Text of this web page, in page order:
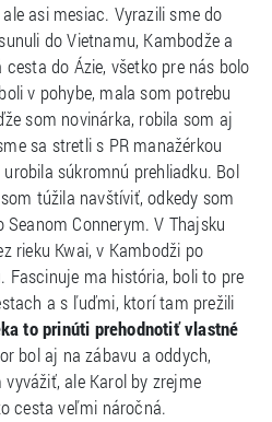
asi mesiac. Vyrazili sme do
do Vietnamu, Kambodže a
do Ázie, všetko pre nás bolo
v pohybe, mala som potrebu
som novinárka, robila som aj
sa stretli s PR manažérkou
súkromnú prehliadku. Bol
túžila navštíviť, odkedy som
Connerym. V Thajsku
rieku Kwai, v Kambodži po
Fascinuje ma história, boli to pre
a s ľuďmi, ktorí tam prežili
to prinúti prehodnotiť vlastné
bol aj na zábavu a oddych,
ale Karol by zrejme
cesta veľmi náročná.